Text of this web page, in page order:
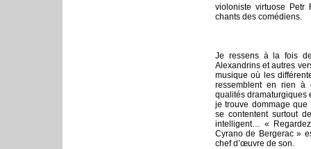
violoniste virtuose
chants des comédiens.
Je ressens à la fois
Alexandrins et autres
musique où les
ressemblent en rien à
qualités dramaturgiques
je trouve dommage que
se contentent surtout
intelligent… «
Cyrano de Bergerac »
chef d’œuvre de son.